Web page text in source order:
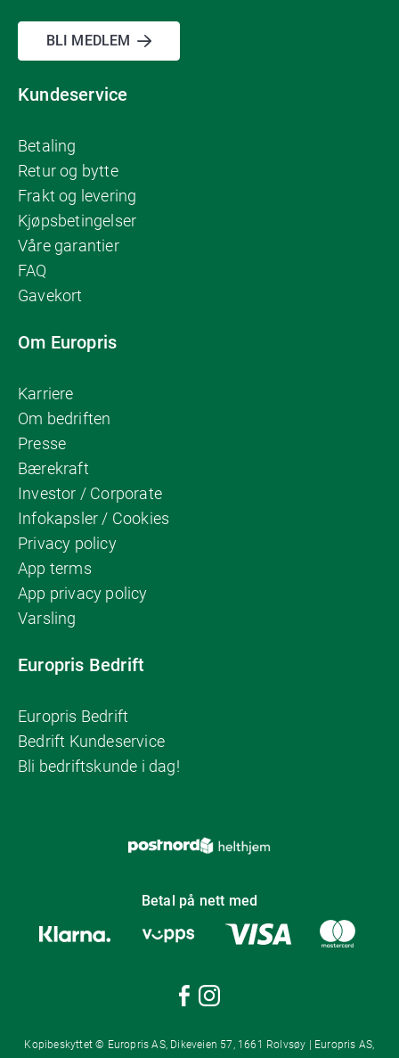
BLI MEDLEM
Kundeservice
Betaling
Retur og bytte
Frakt og levering
Kjøpsbetingelser
Våre garantier
FAQ
Gavekort
Om Europris
Karriere
Om bedriften
Presse
Bærekraft
Investor / Corporate
Infokapsler / Cookies
Privacy policy
App terms
App privacy policy
Varsling
Europris Bedrift
Europris Bedrift
Bedrift Kundeservice
Bli bedriftskunde i dag!
Betal på nett med
Kopibeskyttet © Europris AS, Dikeveien 57, 1661 Rolvsøy | Europris AS,